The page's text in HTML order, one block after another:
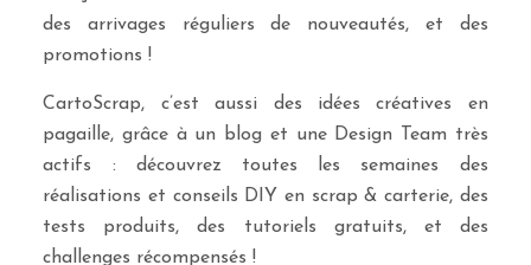
des arrivages réguliers de nouveautés, et des
promotions !
CartoScrap, c’est aussi des idées créatives en
pagaille, grâce à un blog et une Design Team très
actifs : découvrez toutes les semaines des
réalisations et conseils DIY en scrap & carterie, des
tests produits, des tutoriels gratuits, et des
challenges récompensés !